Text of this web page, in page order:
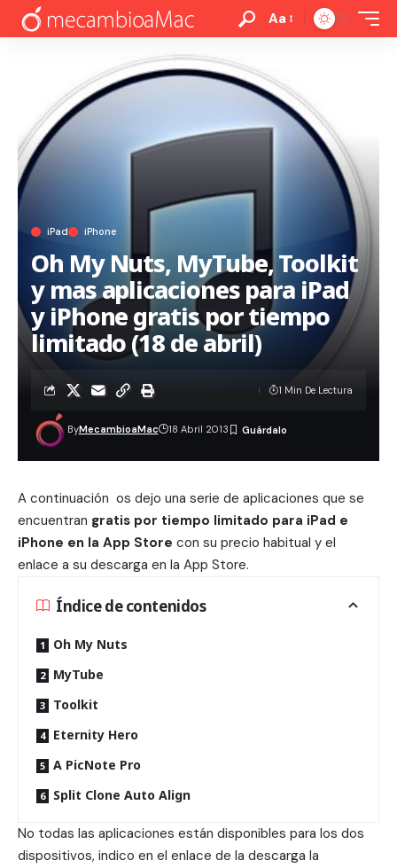
Aa
iPad iPhone
Oh My Nuts, MyTube, Toolkit
y mas aplicaciones para iPad
y iPhone gratis por tiempo
limitado (18 de abril)
ByMecambioaMac 18 Abril 2013
1 Min De Lectura
A continuación os dejo una serie de aplicaciones que se
encuentran gratis por tiempo limitado para iPad e
iPhone en la App Store con su precio habitual y el
enlace a su descarga en la App Store.
Índice de contenidos
Oh My Nuts
MyTube
Toolkit
Eternity Hero
A PicNote Pro
Split Clone Auto Align
No todas las aplicaciones están disponibles para los dos
dispositivos, indico en el enlace de la descarga la